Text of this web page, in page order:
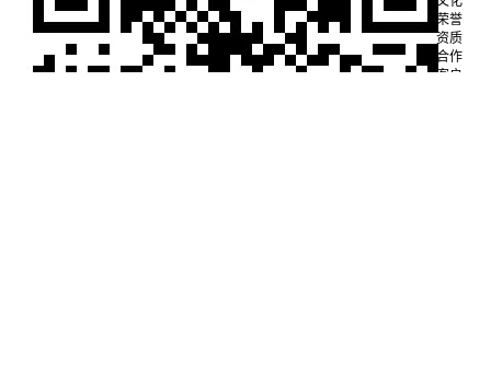
荣誉
资质
合作
客户